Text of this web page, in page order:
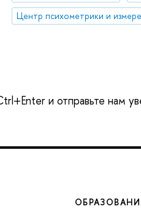
и отправьте нам